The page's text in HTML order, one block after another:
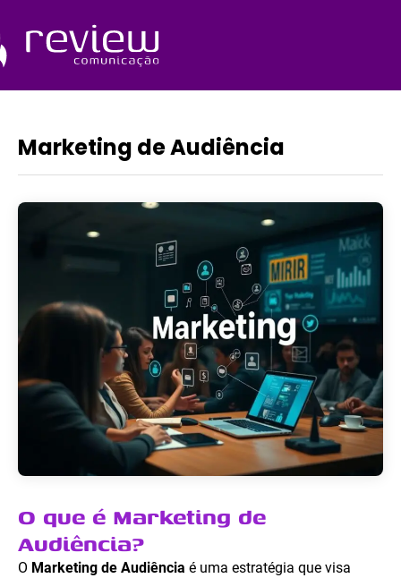
o
conteúdo
Marketing de Audiência
O que é Marketing de
Audiência?
O Marketing de Audiência é uma estratégia que visa